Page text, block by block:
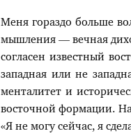
Меня гораздо больше
мышления — вечная
согласен известный
западная или не
менталитет и
восточной формации.
«Я не могу сейчас, я